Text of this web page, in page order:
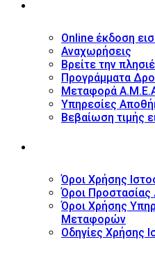
Online έκδοση
Αναχωρήσεις
Βρείτε την
Προγράμματα
Μεταφορά
Υπηρεσίες
Βεβαίωση τιμής
Όροι Χρήσης
Όροι
Όροι Χρήσης
Μεταφορών
Οδηγίες Χρήσης